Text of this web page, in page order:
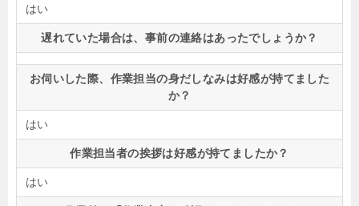
はい
遅れていた場合は、事前の連絡はあったでしょうか？
お伺いした際、作業担当の身だしなみは好感が持てました
か？
はい
作業担当者の挨拶は好感が持てましたか？
はい